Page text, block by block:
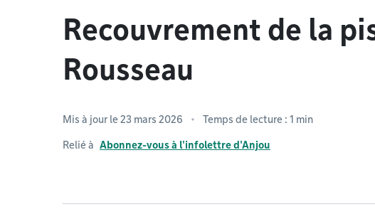
Recouvrement de la
Rousseau
Mis à jour le 23 mars 2026 Temps de lecture : 1 min
Relié à Abonnez-vous à l'infolettre d'Anjou